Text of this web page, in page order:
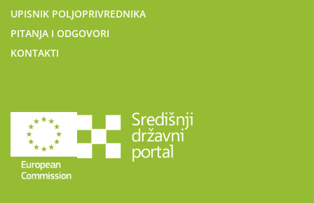
UPISNIK POLJOPRIVREDNIKA
PITANJA I ODGOVORI
KONTAKTI